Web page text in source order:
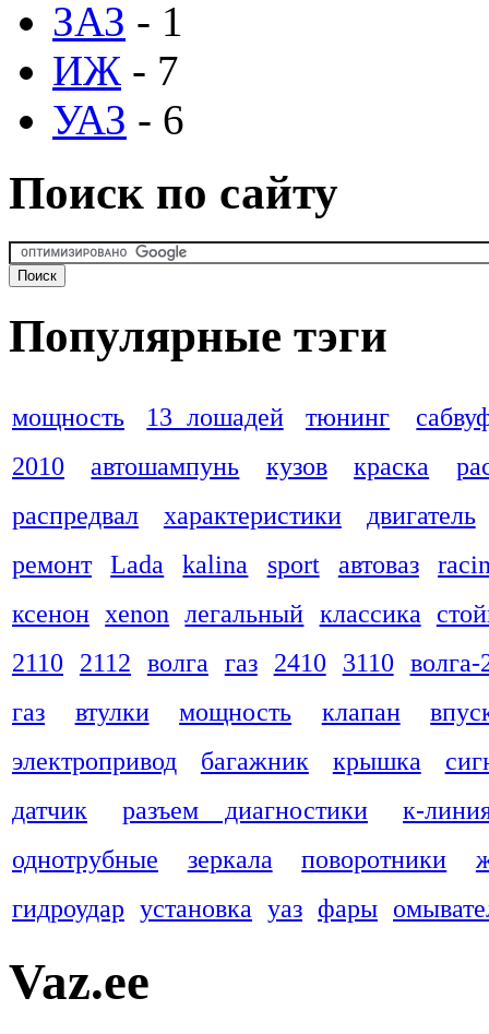
ЗАЗ - 1
ИЖ - 7
УАЗ - 6
Поиск по сайту
Популярные тэги
мощность 13 лошадей тюнинг
2010
автошампунь кузов краска
распредвал
характеристики
двигатель
ремонт
Lada kalina sport автоваз
ксенон xenon легальный классика
2110
2112 волга газ 2410 3110 волга-
газ
втулки мощность клапан
электропривод
багажник крышка
датчик
разъем диагностики
к-
однотрубные
зеркала поворотники
гидроудар установка уаз фары
Vaz.ee